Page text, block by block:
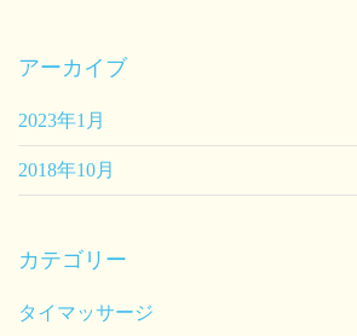
アーカイブ
2023年1月
2018年10月
カテゴリー
タイマッサージ